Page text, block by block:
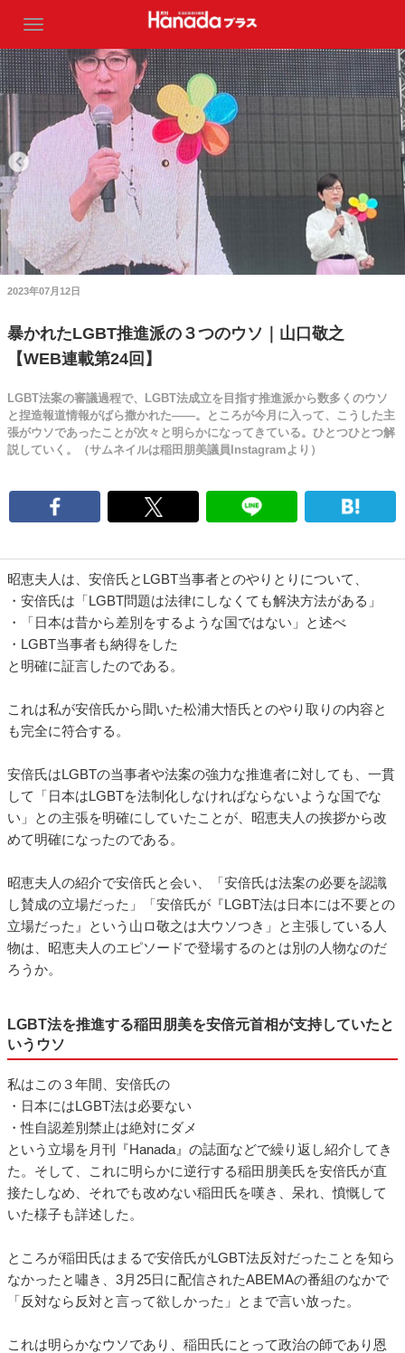
2023年07月12日
暴かれたLGBT推進派の３つのウソ｜山口敬之
【WEB連載第24回】
LGBT法案の審議過程で、LGBT法成立を目指す推進派から数多くのウソ
と捏造報道情報がばら撒かれた――。ところが今月に入って、こうした主
張がウソであったことが次々と明らかになってきている。ひとつひとつ解
説していく。（サムネイルは稲田朋美議員Instagramより）
昭恵夫人は、安倍氏とLGBT当事者とのやりとりについて、
・安倍氏は「LGBT問題は法律にしなくても解決方法がある」
・「日本は昔から差別をするような国ではない」と述べ
・LGBT当事者も納得をした
と明確に証言したのである。
これは私が安倍氏から聞いた松浦大悟氏とのやり取りの内容と
も完全に符合する。
安倍氏はLGBTの当事者や法案の強力な推進者に対しても、一貫
して「日本はLGBTを法制化しなければならないような国でな
い」との主張を明確にしていたことが、昭恵夫人の挨拶から改
めて明確になったのである。
昭恵夫人の紹介で安倍氏と会い、「安倍氏は法案の必要を認識
し賛成の立場だった」「安倍氏が『LGBT法は日本には不要との
立場だった』という山ロ敬之は大ウソつき」と主張している人
物は、昭恵夫人のエピソードで登場するのとは別の人物なのだ
ろうか。
LGBT法を推進する稲田朋美を安倍元首相が支持していたと
いうウソ
私はこの３年間、安倍氏の
・日本にはLGBT法は必要ない
・性自認差別禁止は絶対にダメ
という立場を月刊『Hanada』の誌面などで繰り返し紹介してき
た。そして、これに明らかに逆行する稲田朋美氏を安倍氏が直
接たしなめ、それでも改めない稲田氏を嘆き、呆れ、憤慨して
いた様子も詳述した。
ところが稲田氏はまるで安倍氏がLGBT法反対だったことを知ら
なかったと嘯き、3月25日に配信されたABEMAの番組のなかで
「反対なら反対と言って欲しかった」とまで言い放った。
これは明らかなウソであり、稲田氏にとって政治の師であり恩